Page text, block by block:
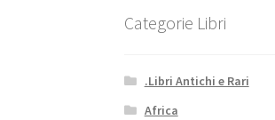
Categorie Libri
.Libri Antichi e Rari
Africa